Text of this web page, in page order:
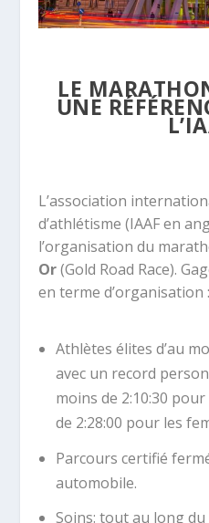
LE
UNE
L’association
d’athlétisme (IAAF en
l’organisation du
Or(Gold Road Race).
en terme d’organisation :
Athlètes élites d’au
avec un record
moins de 2:10:30
de 2:28:00 pour les
Parcours certifié
automobile.
Soins: tout au long du